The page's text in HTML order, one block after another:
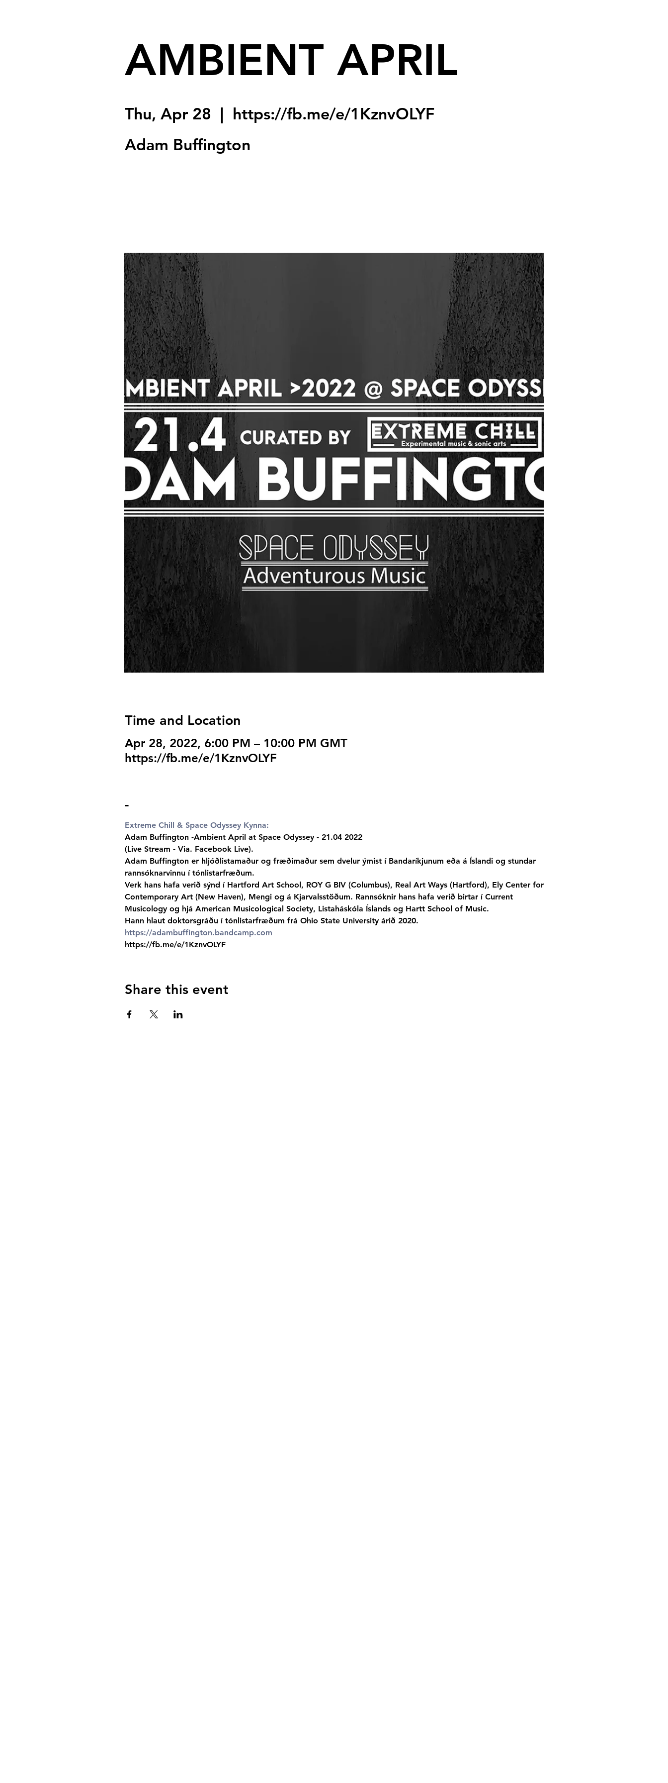
AMBIENT APRIL
Thu, Apr 28
  |
https://fb.me/e/1KznvOLYF
Adam Buffington
Time and Location
Apr 28, 2022, 6:00 PM – 10:00 PM GMT
https://fb.me/e/1KznvOLYF
-
Extreme Chill & Space Odyssey Kynna:
Adam Buffington -Ambient April at Space Odyssey - 21.04 2022
(Live Stream - Via. Facebook Live).
Adam Buffington er hljóðlistamaður og fræðimaður sem dvelur ýmist í Bandaríkjunum eða á Íslandi og stundar
rannsóknarvinnu í tónlistarfræðum.
Verk hans hafa verið sýnd í Hartford Art School, ROY G BIV (Columbus), Real Art Ways (Hartford), Ely Center for
Contemporary Art (New Haven), Mengi og á Kjarvalsstöðum. Rannsóknir hans hafa verið birtar í Current
Musicology og hjá American Musicological Society, Listaháskóla Íslands og Hartt School of Music.
Hann hlaut doktorsgráðu í tónlistarfræðum frá Ohio State University árið 2020.
https://adambuffington.bandcamp.com
https://fb.me/e/1KznvOLYF
Share this event